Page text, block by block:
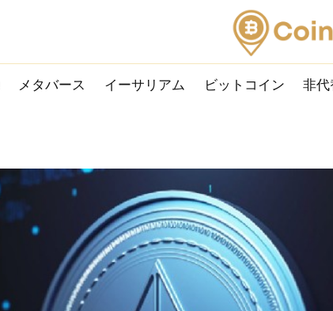
メタバース イーサリアム ビットコイン 非代